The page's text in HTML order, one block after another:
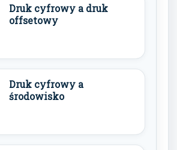
Druk cyfrowy a druk
offsetowy
Druk cyfrowy a
środowisko